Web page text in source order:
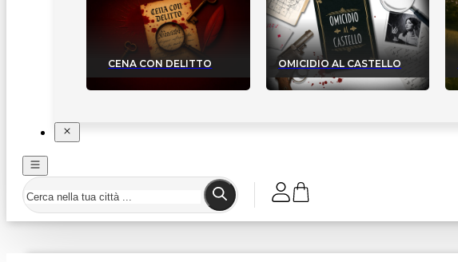
CENA CON DELITTO OMICIDIO AL CASTELLO